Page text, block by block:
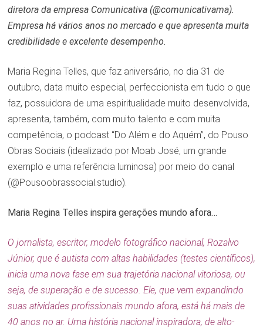
diretora da empresa Comunicativa (@comunicativama).
Empresa há vários anos no mercado e que apresenta muita
credibilidade e excelente desempenho.
Maria Regina Telles, que faz aniversário, no dia 31 de
outubro, data muito especial, perfeccionista em tudo o que
faz, possuidora de uma espiritualidade muito desenvolvida,
apresenta, também, com muito talento e com muita
competência, o podcast “Do Além e do Aquém”, do Pouso
Obras Sociais (idealizado por Moab José, um grande
exemplo e uma referência luminosa) por meio do canal
(@Pousoobrassocial.studio).
Maria Regina Telles inspira gerações mundo afora…
O jornalista, escritor, modelo fotográfico nacional, Rozalvo
Júnior, que é autista com altas habilidades (testes científicos),
inicia uma nova fase em sua trajetória nacional vitoriosa, ou
seja, de superação e de sucesso. Ele, que vem expandindo
suas atividades profissionais mundo afora, está há mais de
40 anos no ar. Uma história nacional inspiradora, de alto-